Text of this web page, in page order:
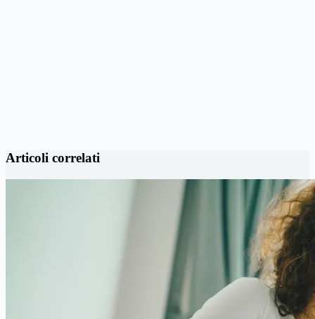
Articoli correlati